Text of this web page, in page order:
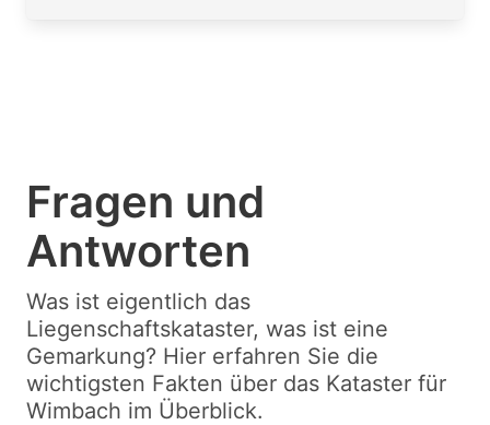
Fragen und
Antworten
Was ist eigentlich das
Liegenschaftskataster, was ist eine
Gemarkung? Hier erfahren Sie die
wichtigsten Fakten über das Kataster für
Wimbach im Überblick.